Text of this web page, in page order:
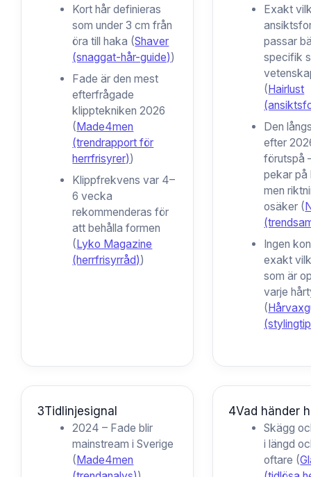
Kort hår definieras
som under 3 cm från
öra till haka (Shaver
(snaggat-hår-guide))
Fade är den mest
efterfrågade
klipptekniken 2026
(Made4men
(trendrapport för
herrfrisyrer))
Klippfrekvens var 4–
6 vecka
rekommenderas för
att behålla formen
(Lyko Magazine
(herrfrisyrråd))
Exakt
passar
specifik
(Hairlust
Den
efter
förutspå
pekar på
men
osäker (
Ingen
exakt
som är
varje
(
3Tidlinjesignal
2024 – Fade blir
mainstream i Sverige
( Made4men
4Vad händer
Skägg
i längd
oftare (